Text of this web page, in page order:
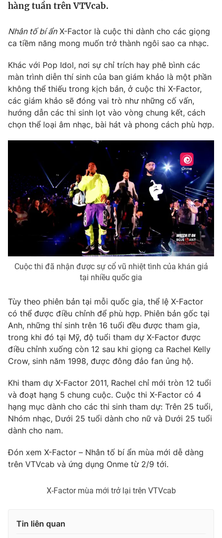
Tin tức
Thế giới đó đây
Câu chuyện quốc tế
Tài chính
Góc doanh nghiệp
Dữ liệu và đời sống
Truyền hình
Phim VTV
Hậu trường
Giải sao mai
Giải trí
Điện ảnh
Làm đẹp
Chất lượng cuộc sống
Tuyển sinh
Học trực tuyến
Công nghệ
Hitech Công nghệ tương lai
Tư vấn
Giao lưu trực tuyến
Lịch phát sóng
Emagazine Podcast
Photo Infographic
Video Shorts video
VTV Money VTV Thể thao
VTV Sức khoẻ Bất động sản
Thị trường 24h Tấm lòng Việt
hàng tuần trên VTVcab.
Nhân tố bí ẩnX-Factor là cuộc thi dành cho các giọng
ca tiềm năng mong muốn trở thành ngôi sao ca nhạc.
Khác với Pop Idol, nơi sự chỉ trích hay phê bình các
màn trình diễn thí sinh của ban giám khảo là một phần
không thể thiếu trong kịch bản, ở cuộc thi X-Factor,
các giám khảo sẽ đóng vai trò như những cố vấn,
hướng dẫn các thi sinh lọt vào vòng chung kết, cách
chọn thể loại âm nhạc, bài hát và phong cách phù hợp.
Cuộc thi đã nhận được sự cổ vũ nhiệt tình của khán giả
tại nhiều quốc gia
Tùy theo phiên bản tại mỗi quốc gia, thể lệ X-Factor
có thể được điều chỉnh để phù hợp. Phiên bản gốc tại
Anh, những thí sinh trên 16 tuổi đều được tham gia,
trong khi đó tại Mỹ, độ tuổi tham dự X-Factor được
điều chỉnh xuống còn 12 sau khi giọng ca Rachel Kelly
Crow, sinh năm 1998, được đông đảo fan ủng hộ.
Khi tham dự X-Factor 2011, Rachel chỉ mới tròn 12 tuổi
và đoạt hạng 5 chung cuộc. Cuộc thi X-Factor có 4
hạng mục dành cho các thi sinh tham dự: Trên 25 tuổi,
Nhóm nhạc, Dưới 25 tuổi dành cho nữ và Dưới 25 tuổi
dành cho nam.
Đón xem X-Factor – Nhân tố bí ẩn mùa mới dễ dàng
trên VTVcab và ứng dụng Onme từ 2/9 tới.
X-Factor mùa mới trở lại trên VTVcab
Tin liên quan